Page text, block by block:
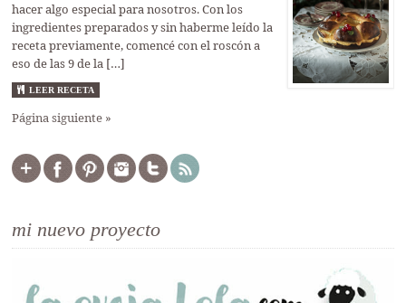
hacer algo especial para nosotros. Con los
ingredientes preparados y sin haberme leído la
receta previamente, comencé con el roscón a
eso de las 9 de la […]
LEER RECETA
Página siguiente »
mi nuevo proyecto